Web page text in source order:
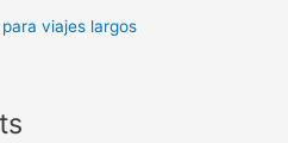
viajes largos